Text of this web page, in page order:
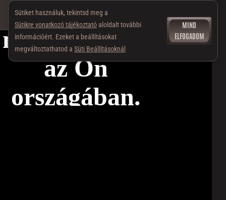
Sütiket használuk, tekintsd meg a
Sütikre vonatkozó tájékoztatóaloldalt további
információért. Ezeket a beállításokat
megváltoztathatod a Süti Beállításoknál
MIND
ELFOGADOM